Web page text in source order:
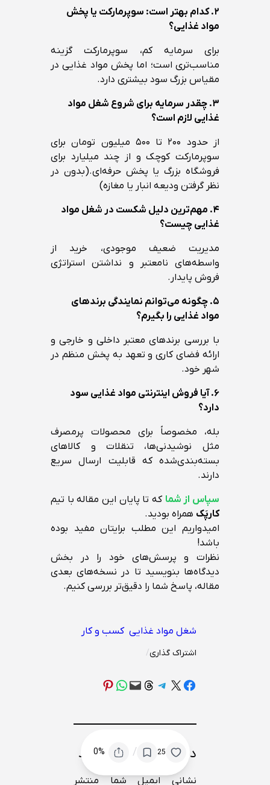
۲. کدام بهتر است: سوپرمارکت یا پخش
مواد غذایی؟
برای سرمایه کم، سوپرمارکت گزینه
مناسب‌تری است؛ اما پخش مواد غذایی در
مقیاس بزرگ سود بیشتری دارد.
۳. چقدر سرمایه برای شروع شغل مواد
غذایی لازم است؟
از حدود ۲۰۰ تا ۵۰۰ میلیون تومان برای
سوپرمارکت کوچک و از چند میلیارد برای
فروشگاه بزرگ یا پخش حرفه‌ای.(بدون در
نظر گرفتن ودیعه انبار یا مغازه)
۴. مهم‌ترین دلیل شکست در شغل مواد
غذایی چیست؟
مدیریت ضعیف موجودی، خرید از
واسطه‌های نامعتبر و نداشتن استراتژی
فروش پایدار.
۵. چگونه می‌توانم نمایندگی برندهای
مواد غذایی را بگیرم؟
با بررسی برندهای معتبر داخلی و خارجی و
ارائه فضای کاری و تعهد به پخش منظم در
شهر خود.
۶. آیا فروش اینترنتی مواد غذایی سود
دارد؟
بله، مخصوصاً برای محصولات پرمصرف
مثل نوشیدنی‌ها، تنقلات و کالاهای
بسته‌بندی‌شده که قابلیت ارسال سریع
دارند.
سپاس از شما که تا پایان این مقاله با تیم
کارپَک همراه بودید.
امیدواریم این مطلب برایتان مفید بوده
باشد!
نظرات و پرسش‌های خود را در بخش
دیدگاه‌ها بنویسید تا در نسخه‌های بعدی
مقاله، پاسخ شما را دقیق‌تر بررسی کنیم.
شغل مواد غذایی کسب و کار
اشتراک گذاری/
Share on Facebook
Share on X
Share on Telegram
Share on Threads
Email this Page
Share on WhatsApp
Share on Pinterest
دیدگاهتان را بنویسید
نشانی ایمیل شما منتشر
25
/
0%